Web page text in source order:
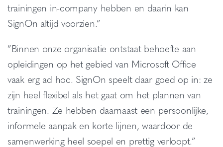
trainingen in-company hebben en daarin kan
SignOn altijd voorzien.”
”Binnen onze organisatie ontstaat behoefte aan
opleidingen op het gebied van Microsoft Office
vaak erg ad hoc. SignOn speelt daar goed op in: ze
zijn heel flexibel als het gaat om het plannen van
trainingen. Ze hebben daarnaast een persoonlijke,
informele aanpak en korte lijnen, waardoor de
samenwerking heel soepel en prettig verloopt.”